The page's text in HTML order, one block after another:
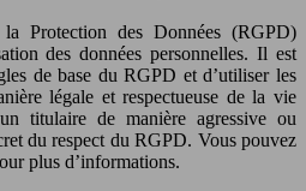
Protection des Données (RGPD)
des données personnelles. Il est
de base du RGPD et d’utiliser les
légale et respectueuse de la vie
titulaire de manière agressive ou
du respect du RGPD. Vous pouvez
plus d’informations.